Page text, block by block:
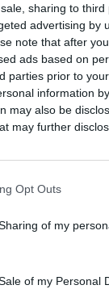
sharing to
advertising by
note that after
ads based on
parties prior to
information
may also be
may further
Opt Outs
of my
of my Personal